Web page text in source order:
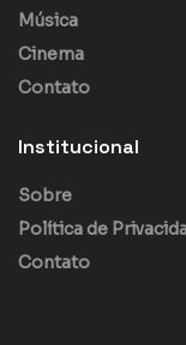
Música
Cinema
Contato
Institucional
Sobre
Política de
Contato